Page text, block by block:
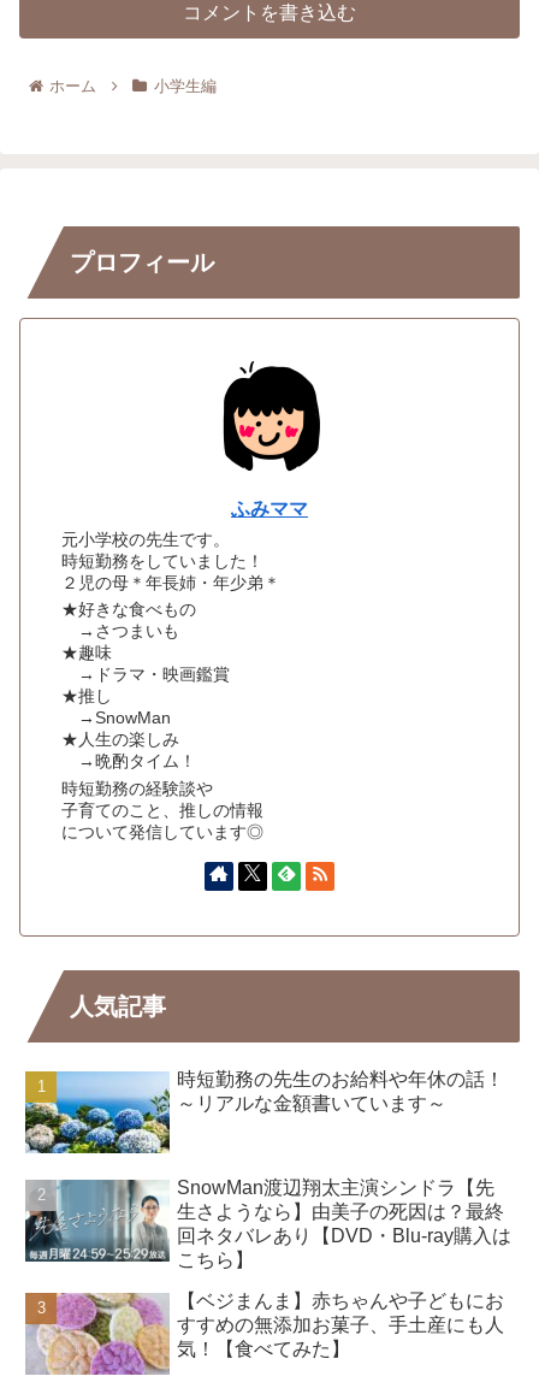
コメントを書き込む
ホーム 小学生編
プロフィール
ふみママ
元小学校の先生です。
時短勤務をしていました！
２児の母＊年長姉・年少弟＊
★好きな食べもの
→さつまいも
★趣味
→ドラマ・映画鑑賞
★推し
→SnowMan
★人生の楽しみ
→晩酌タイム！
時短勤務の経験談や
子育てのこと、推しの情報
について発信しています◎
人気記事
時短勤務の先生のお給料や年休の話！
～リアルな金額書いています～
SnowMan渡辺翔太主演シンドラ【先
生さようなら】由美子の死因は？最終
回ネタバレあり【DVD・Blu-ray購入は
こちら】
【ベジまんま】赤ちゃんや子どもにお
すすめの無添加お菓子、手土産にも人
気！【食べてみた】